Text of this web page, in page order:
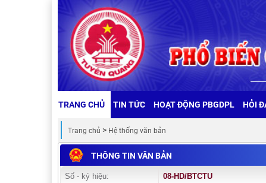
TRANG CHỦ TIN TỨC HOẠT ĐỘNG PBGDPL HỎI
Trang chủ Hệ thống văn bản
THÔNG TIN VĂN BẢN
Số - ký hiệu: 08-HD/BTCTU